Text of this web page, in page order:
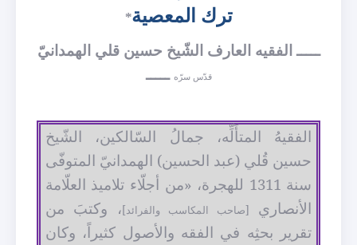
ترك المعصية*
ـــــ الفقيه العارف الشّيخ حسين قلي الهمدانيّ
قدّس سرّه ـــــ
الفقيهُ المتأَلِّه، جمالُ السّالكين، الشّيخ
حسين قُلي (عبد الحسين) الهمدانيّ المتوفّى
سنة 1311 للهجرة، «من أجلّاء تلاميذ العلّامة
الأنصاري
[صاحب المكاسب والفرائد]، وكتبَ من
تقرير بحثِه في الفقه والأصول كثيراً، وكان